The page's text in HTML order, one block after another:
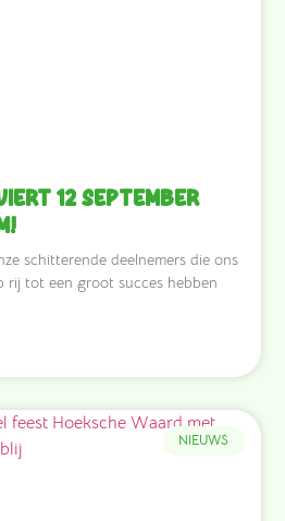
12 september
schitterende deelnemers die ons
rij tot een groot succes hebben
NIEUWS